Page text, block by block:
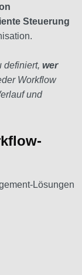
Steuerung
definiert, wer
Workflow
und
Lösungen